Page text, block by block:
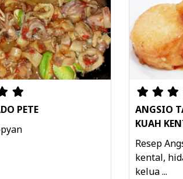
PETE
ANGSIO
KUAH
Resep
kental,
kelua ...